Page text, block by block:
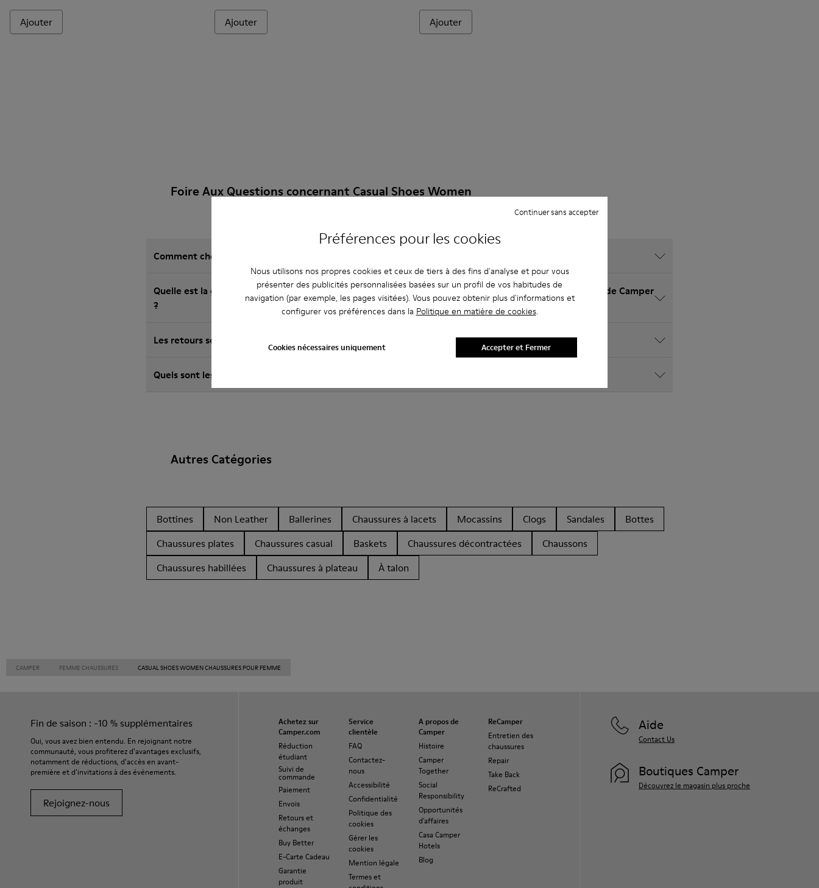
Préférences pour les cookies
Nous utilisons nos propres cookies et ceux de tiers à des fins d'analyse et pour vous
présenter des publicités personnalisées basées sur un profil de vos habitudes de
navigation (par exemple, les pages visitées). Vous pouvez obtenir plus d'informations et
configurer vos préférences dans la Politique en matière de cookies.
Cookies nécessaires uniquement
Continuer sans accepter
Accepter et Fermer
Ajouter Ajouter Ajouter
Foire Aux Questions concernant Casual Shoes Women
Comment choisir des chaussures Camper à la bonne taille ?
Quelle est la garantie sur les Casual Shoes Women - Chaussures pour Femme achetées sur le site Web de Camper
?
Les retours sont-ils possibles chez Camper ?
Quels sont les frais d'expédition pour les Casual Shoes Women - Chaussures pour Femme Camper?
Autres Catégories
Bottines Non Leather Ballerines Chaussures à lacets Mocassins Clogs Sandales
Bottes
Chaussures plates
Chaussures casual Baskets Chaussures décontractées
Chaussons
Chaussures habillées
Chaussures à plateau À talon
CAMPER FEMME CHAUSSURES CASUAL SHOES WOMEN CHAUSSURES POUR FEMME
Fin de saison : -10 % supplémentaires
Oui, vous avez bien entendu. En rejoignant notre
communauté, vous profiterez d’avantages exclusifs,
notamment de réductions, d’accès en avant-
première et d’invitations à des événements.
Rejoignez-nous
Achetez sur
Camper.com
Réduction
étudiant
Suivi de
commande
Paiement
Envois
Retours et
échanges
Buy Better
E-Carte Cadeau
Garantie
produit
Service
clientèle
FAQ
Contactez-
nous
Accessibilité
Confidentialité
Politique des
cookies
Gérer les
cookies
Mention légale
Termes et
A propos de
Camper
Histoire
Camper
Together
Social
Responsibility
Opportunités
d'affaires
Casa Camper
Hotels
Blog
ReCamper
Entretien des
chaussures
Repair
Take Back
ReCrafted
Aide
Contact Us
Boutiques Camper
Découvrez le magasin plus proche